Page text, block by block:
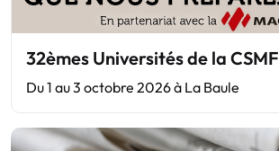
32èmes Universités de la CSMF
Du 1 au 3 octobre 2026 à La Baule